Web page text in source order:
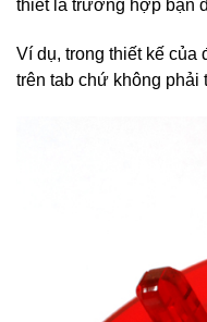
thiết là trường hợp bạn
Ví dụ, trong thiết kế của
trên tab chứ không phải